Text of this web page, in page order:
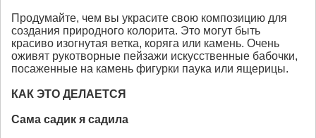
Продумайте, чем вы украсите свою композицию для
создания природного колорита. Это могут быть
красиво изогнутая ветка, коряга или камень. Очень
оживят рукотворные пейзажи искусственные бабочки,
посаженные на камень фигурки паука или ящерицы.
КАК ЭТО ДЕЛАЕТСЯ
Сама садик я садила